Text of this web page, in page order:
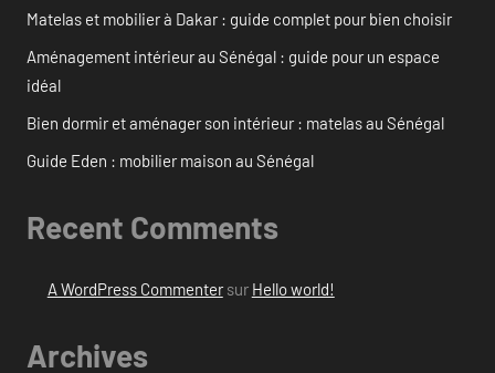
Matelas et mobilier à Dakar : guide complet pour bien choisir
Aménagement intérieur au Sénégal : guide pour un espace
idéal
Bien dormir et aménager son intérieur : matelas au Sénégal
Guide Eden : mobilier maison au Sénégal
Recent Comments
A WordPress Commentersur Hello world!
Archives